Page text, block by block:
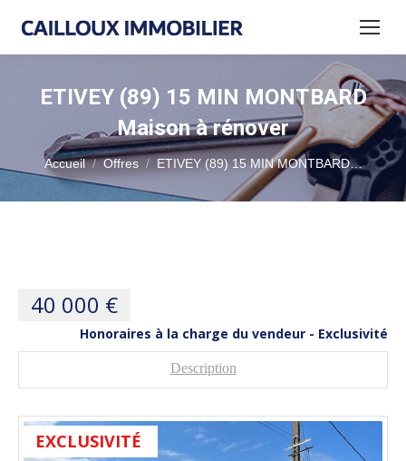
ETIVEY (89) 15 MIN MONTBARD
Maison à rénover
Vous êtes ici :
Accueil Offres ETIVEY (89) 15 MIN MONTBARD…
40 000 €
Honoraires à la charge du vendeur - Exclusivité
Description
EXCLUSIVITÉ